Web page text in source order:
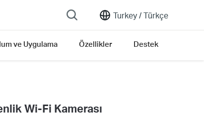
Turkey /Türkçe
ve Uygulama Özellikler Destek
Wi-Fi Kamerası